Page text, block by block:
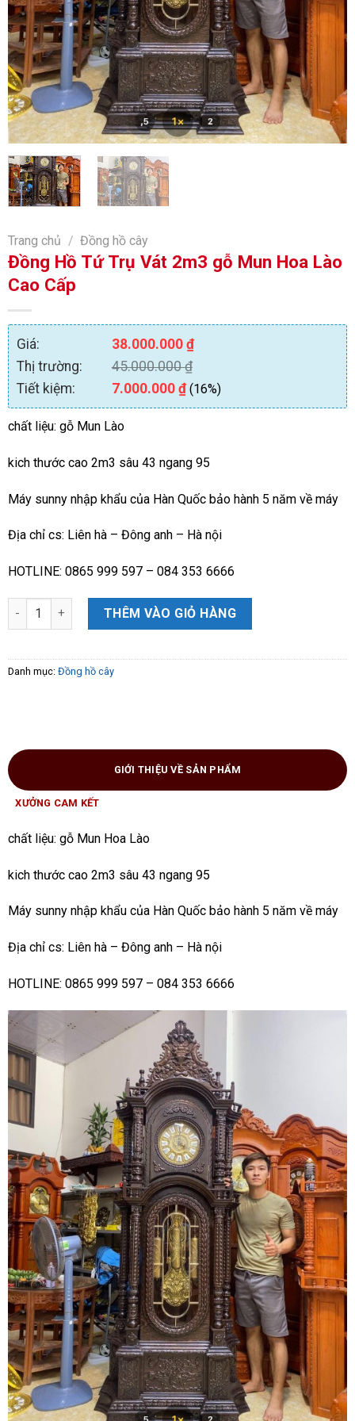
Trang chủ / Đồng hồ cây
Đồng Hồ Tứ Trụ Vát 2m3 gỗ Mun Hoa Lào
Cao Cấp
Giá: 38.000.000 ₫
Thị trường:
45.000.000₫
Tiết kiệm:
7.000.000 ₫(16%)
chất liệu: gỗ Mun Lào
kich thước cao 2m3 sâu 43 ngang 95
Máy sunny nhập khẩu của Hàn Quốc bảo hành 5 năm về máy
Địa chỉ cs: Liên hà – Đông anh – Hà nội
HOTLINE: 0865 999 597 – 084 353 6666
Đồng Hồ Tứ Trụ Vát 2m3 gỗ Mun Hoa Lào Cao Cấp số lượng
THÊM VÀO GIỎ HÀNG
Danh mục: Đồng hồ cây
GIỚI THIỆU VỀ SẢN PHẨM
XƯỞNG CAM KẾT
chất liệu: gỗ Mun Hoa Lào
kich thước cao 2m3 sâu 43 ngang 95
Máy sunny nhập khẩu của Hàn Quốc bảo hành 5 năm về máy
Địa chỉ cs: Liên hà – Đông anh – Hà nội
HOTLINE: 0865 999 597 – 084 353 6666